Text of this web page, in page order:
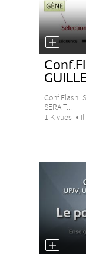
SERAIT...
1 K vues